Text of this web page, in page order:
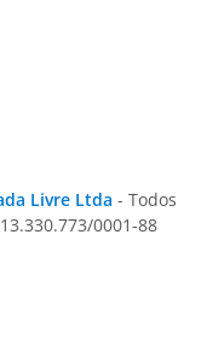
Livre Ltda - Todos
0001-88